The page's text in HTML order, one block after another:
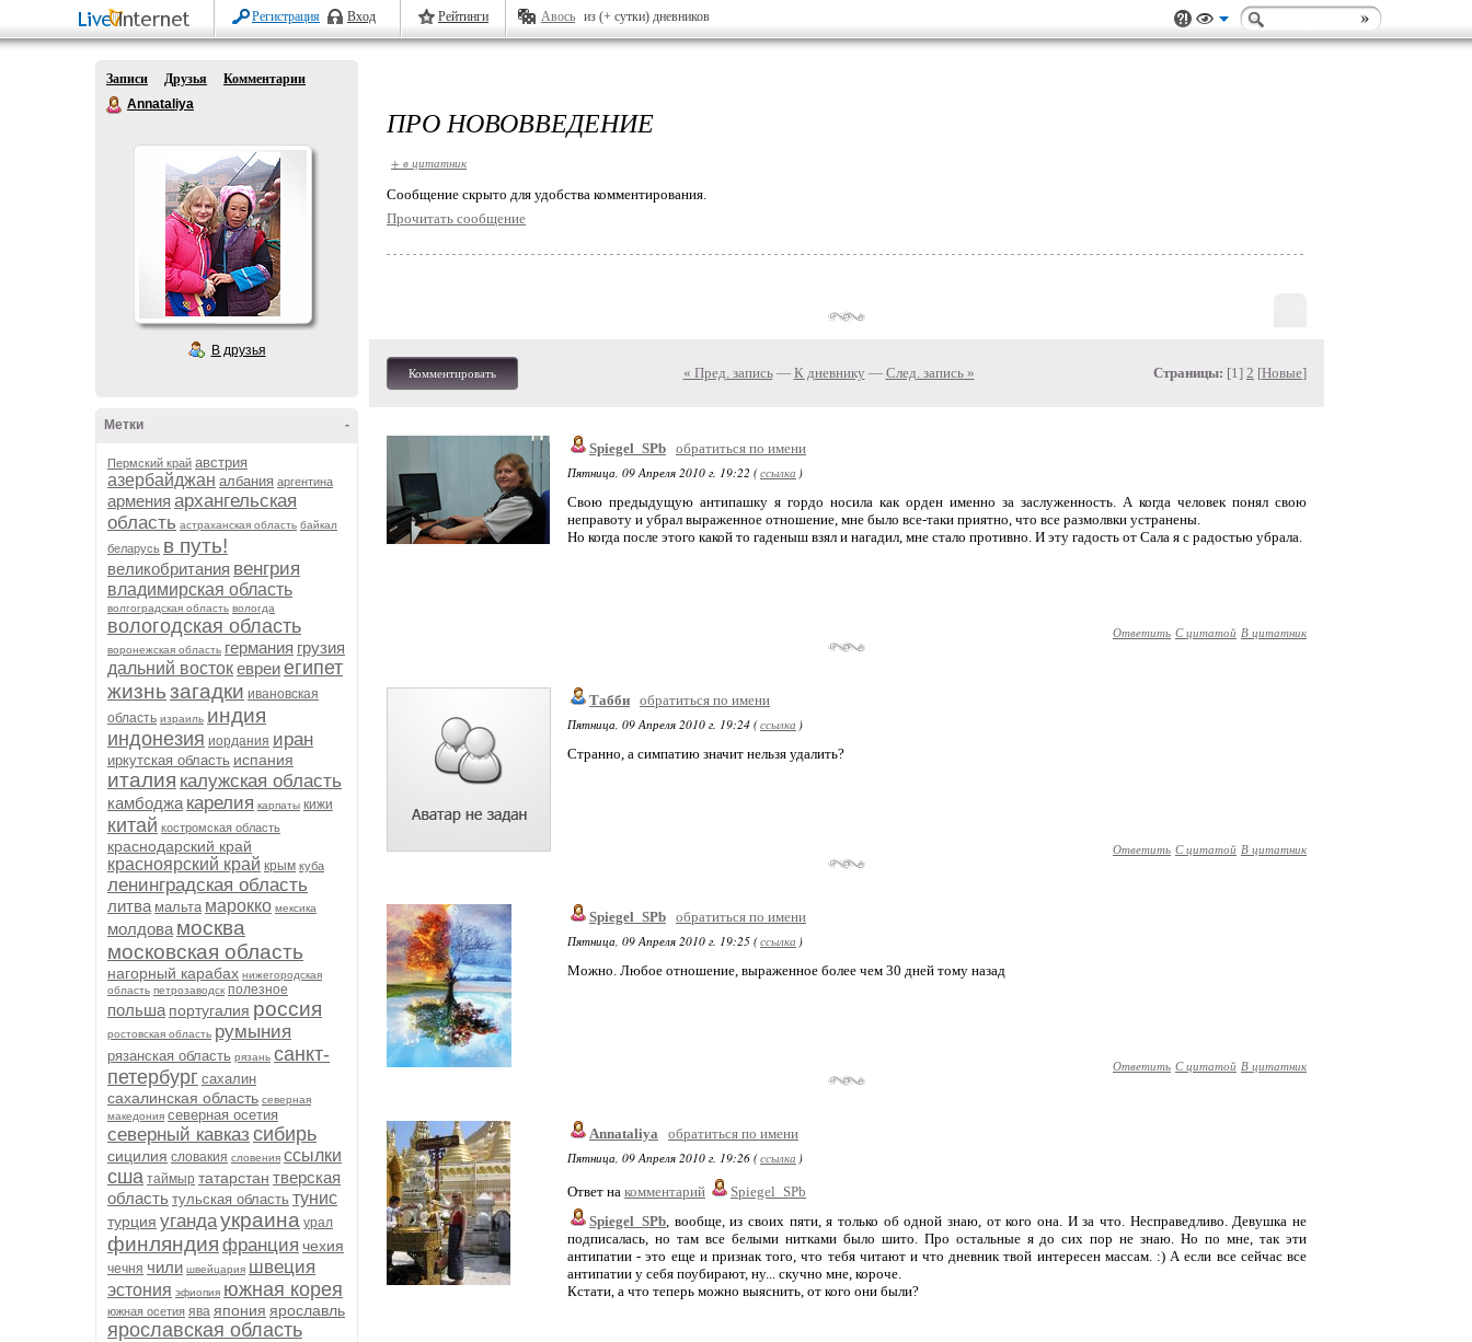
Регистрация Вход Рейтинги Авось из (+ сутки) дневников
Записи Друзья
Комментарии
Annataliya
В друзья
-
Метки
Пермский край австрия
азербайджан албания аргентина
армения архангельская
область астраханская область байкал
беларусь в путь!
великобритания венгрия
владимирская область
волгоградская область вологда
вологодская область
воронежская область германия грузия
дальний востокевреиегипет
жизньзагадки ивановская
область израиль индия
индонезия иордания иран
иркутская область испания
италия калужская область
камбоджа карелия карпаты кижи
китай костромская область
краснодарский край
красноярский край крым куба
ленинградская область
литва мальта марокко мексика
молдова москва
московская область
нагорный карабах нижегородская
область петрозаводск полезное
польша португалия россия
ростовская область румыния
рязанская область рязань санкт-
петербург сахалин
сахалинская область северная
македония северная осетия
северный кавказ сибирь
сицилия словакия словения ссылки
сша таймыр татарстан тверская
область тульская область тунис
турция угандаукраина урал
финляндия франция чехия
чечня чили швейцария швеция
эстония эфиопия южная корея
южная осетия ява япония ярославль
ярославская область
ПРО НОВОВВЕДЕНИЕ
+ в цитатник
Cообщение скрыто для удобства комментирования.
Прочитать сообщение
Комментировать « Пред. запись— К дневнику — След. запись » Страницы: [1] 2 [Новые]
Spiegel_SPb обратиться по имени
Пятница, 09 Апреля 2010 г. 19:22 (ссылка )
Свою предыдущую антипашку я гордо носила как орден именно за заслуженность. А когда человек понял свою
неправоту и убрал выраженное отношение, мне было все-таки приятно, что все размолвки устранены.
Но когда после этого какой то гаденыш взял и нагадил, мне стало противно. И эту гадость от Сала я с радостью убрала.
Ответить С цитатой В цитатник
Табби обратиться по имени
Пятница, 09 Апреля 2010 г. 19:24 (ссылка )
Странно, а симпатию значит нельзя удалить?
Ответить С цитатой В цитатник
Spiegel_SPb обратиться по имени
Пятница, 09 Апреля 2010 г. 19:25 (ссылка )
Можно. Любое отношение, выраженное более чем 30 дней тому назад
Ответить С цитатой В цитатник
Annataliya
обратиться по имени
Пятница, 09 Апреля 2010 г. 19:26 (ссылка )
Ответ на комментарий
Spiegel_SPb
Spiegel_SPb, вообще, из своих пяти, я только об одной знаю, от кого она. И за что. Несправедливо. Девушка не
подписалась, но там все белыми нитками было шито. Про остальные я до сих пор не знаю. Но по мне, так эти
антипатии - это еще и признак того, что тебя читают и что дневник твой интересен массам. :) А если все сейчас все
антипатии у себя поубирают, ну... скучно мне, короче.
Кстати, а что теперь можно выяснить, от кого они были?